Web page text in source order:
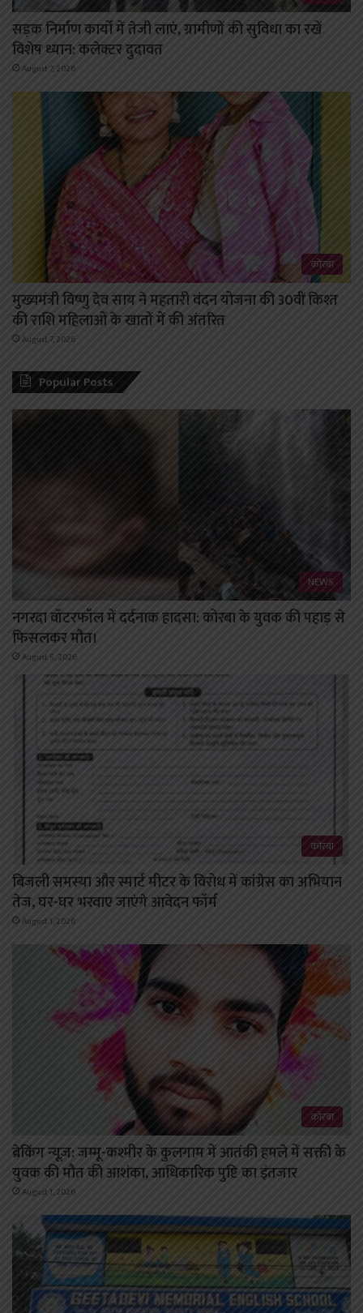
सड़क निर्माण कार्यों में तेजी लाएं, ग्रामीणों की सुविधा का रखें
विशेष ध्यान: कलेक्टर दुदावत
August 7, 2026
कोरबा
मुख्यमंत्री विष्णु देव साय ने महतारी वंदन योजना की 30वीं किश्त
की राशि महिलाओं के खातों में की अंतरित
August 7, 2026
Popular Posts
NEWS
नगरदा वॉटरफॉल में दर्दनाक हादसा: कोरबा के युवक की पहाड़ से
फिसलकर मौत।
August 5, 2026
कोरबा
बिजली समस्या और स्मार्ट मीटर के विरोध में कांग्रेस का अभियान
तेज, घर-घर भरवाए जाएंगे आवेदन फॉर्म
August 1, 2026
कोरबा
ब्रेकिंग न्यूज़: जम्मू-कश्मीर के कुलगाम में आतंकी हमले में सक्ती के
युवक की मौत की आशंका, आधिकारिक पुष्टि का इंतजार
August 1, 2026